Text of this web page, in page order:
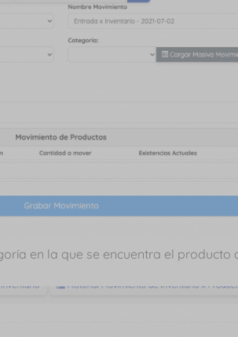
en la que se encuentra el producto